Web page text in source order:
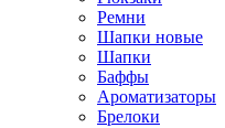
Ремни
Шапки новые
Шапки
Баффы
Ароматизаторы
Брелоки